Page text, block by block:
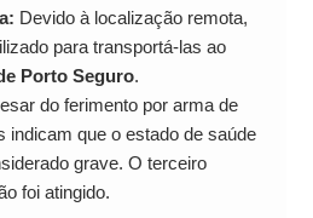
Devido à localização remota,
para transportá-las ao
Porto Seguro.
do ferimento por arma de
indicam que o estado de saúde
grave. O terceiro
foi atingido.